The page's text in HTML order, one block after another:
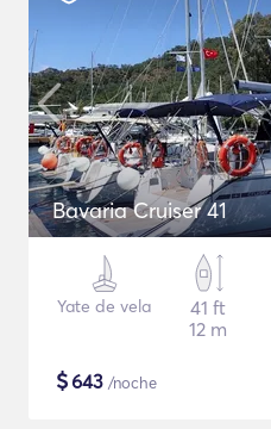
Bavaria Cruiser 41
Yate de vela
41 ft
12 m
$643 /noche